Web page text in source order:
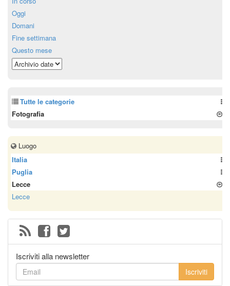
Oggi
Domani
Fine settimana
Questo mese
Tutte le categorie
Fotografia
Luogo
Italia
Puglia
Lecce
Lecce
Iscriviti alla newsletter
Iscriviti